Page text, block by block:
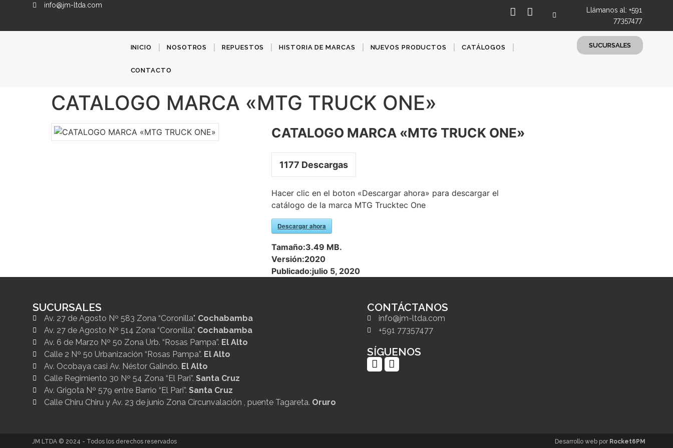
info@jm-ltda.com
Llámanos al: +591
77357477
INICIO NOSOTROS REPUESTOS HISTORIA DE MARCAS NUEVOS PRODUCTOS CATÁLOGOS
CONTACTO
SUCURSALES
CATALOGO MARCA «MTG TRUCK ONE»
CATALOGO MARCA «MTG TRUCK ONE»
1177 Descargas
Hacer clic en el boton «Descargar ahora» para descargar el
catálogo de la marca MTG Trucktec One
Descargar ahora
Tamaño:3.49 MB.
Versión:2020
Publicado:julio 5, 2020
SUCURSALES
Av. 27 de Agosto Nº 583 Zona “Coronilla". Cochabamba
Av. 27 de Agosto Nº 514 Zona “Coronilla”. Cochabamba
Av. 6 de Marzo Nº 50 Zona Urb. “Rosas Pampa”. El Alto
Calle 2 Nº 50 Urbanización “Rosas Pampa”. El Alto
Av. Ocobaya casi Av. Néstor Galindo. El Alto
Calle Regimiento 30 Nº 54 Zona “El Pari”. Santa Cruz
Av. Grigota Nº 579 entre Barrio “El Pari”. Santa Cruz
Calle Chiru Chiru y Av. 23 de junio Zona Circunvalación , puente Tagareta. Oruro
CONTÁCTANOS
info@jm-ltda.com
+591 77357477
SÍGUENOS
JM LTDA © 2024 - Todos los derechos reservados Desarrollo web por Rocket6PM